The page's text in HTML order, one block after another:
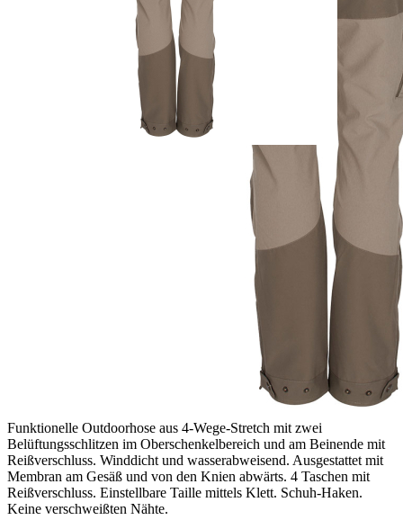
Die Hose überzeugt mit ihrem dünnen, aber dennoch sehr robusten
Material und ihrem erstklassigen Feuchtigkeitsmanagement – perfekt
für jeden Allroundeinsatz, Angeln, Hundesport, Wandern.
Angenehm leicht und luftig, sie kann aber trotzdem einiges ab. Der
ergonomische Schnitt, das elastische Gewebe, sorgen für ein
Maximum an Bewegungsfreiheit. Guter und passgenauer Sitz.
Funktionelle Outdoorhose aus 4-Wege-Stretch mit zwei
Belüftungsschlitzen im Oberschenkelbereich und am Beinende mit
Reißverschluss. Winddicht und wasserabweisend. Ausgestattet mit
Membran am Gesäß und von den Knien abwärts. 4 Taschen mit
Reißverschluss. Einstellbare Taille mittels Klett. Schuh-Haken.
Keine verschweißten Nähte.